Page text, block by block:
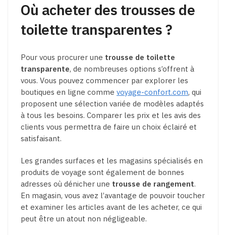
Où acheter des trousses de
toilette transparentes ?
Pour vous procurer une trousse de toilette
transparente, de nombreuses options s’offrent à
vous. Vous pouvez commencer par explorer les
boutiques en ligne comme voyage-confort.com, qui
proposent une sélection variée de modèles adaptés
à tous les besoins. Comparer les prix et les avis des
clients vous permettra de faire un choix éclairé et
satisfaisant.
Les grandes surfaces et les magasins spécialisés en
produits de voyage sont également de bonnes
adresses où dénicher une trousse de rangement.
En magasin, vous avez l’avantage de pouvoir toucher
et examiner les articles avant de les acheter, ce qui
peut être un atout non négligeable.